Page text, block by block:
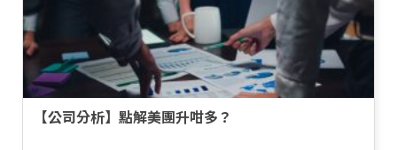
【公司分析】點解美團升咁多？